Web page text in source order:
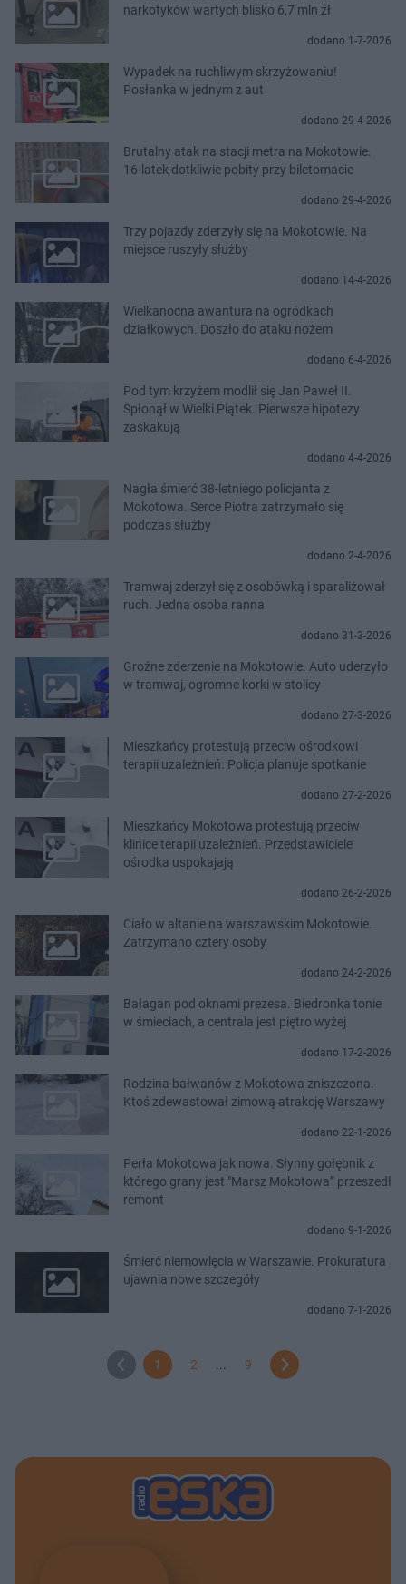
narkotyków wartych blisko 6,7 mln zł
dodano 1-7-2026
Wypadek na ruchliwym skrzyżowaniu!
Posłanka w jednym z aut
dodano 29-4-2026
Brutalny atak na stacji metra na Mokotowie.
16-latek dotkliwie pobity przy biletomacie
dodano 29-4-2026
Trzy pojazdy zderzyły się na Mokotowie. Na
miejsce ruszyły służby
dodano 14-4-2026
Wielkanocna awantura na ogródkach
działkowych. Doszło do ataku nożem
dodano 6-4-2026
Pod tym krzyżem modlił się Jan Paweł II.
Spłonął w Wielki Piątek. Pierwsze hipotezy
zaskakują
dodano 4-4-2026
Nagła śmierć 38-letniego policjanta z
Mokotowa. Serce Piotra zatrzymało się
podczas służby
dodano 2-4-2026
Tramwaj zderzył się z osobówką i sparaliżował
ruch. Jedna osoba ranna
dodano 31-3-2026
Groźne zderzenie na Mokotowie. Auto uderzyło
w tramwaj, ogromne korki w stolicy
dodano 27-3-2026
Mieszkańcy protestują przeciw ośrodkowi
terapii uzależnień. Policja planuje spotkanie
dodano 27-2-2026
Mieszkańcy Mokotowa protestują przeciw
klinice terapii uzależnień. Przedstawiciele
ośrodka uspokajają
dodano 26-2-2026
Ciało w altanie na warszawskim Mokotowie.
Zatrzymano cztery osoby
dodano 24-2-2026
Bałagan pod oknami prezesa. Biedronka tonie
w śmieciach, a centrala jest piętro wyżej
dodano 17-2-2026
Rodzina bałwanów z Mokotowa zniszczona.
Ktoś zdewastował zimową atrakcję Warszawy
dodano 22-1-2026
Perła Mokotowa jak nowa. Słynny gołębnik z
którego grany jest "Marsz Mokotowa” przeszedł
remont
dodano 9-1-2026
Śmierć niemowlęcia w Warszawie. Prokuratura
ujawnia nowe szczegóły
dodano 7-1-2026
1 2 9